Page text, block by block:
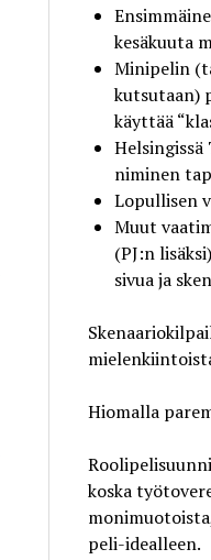
kesäkuuta
Minipelin
kutsutaan)
käyttää
Helsingissä
niminen
Lopullisen
Muut
(PJ:n
sivua ja
Hiomalla
koska
peli-idealleen.